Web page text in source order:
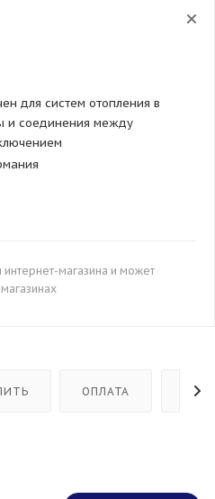
для систем отопления в
и соединения между
интернет-магазина и может
ОПЛАТА